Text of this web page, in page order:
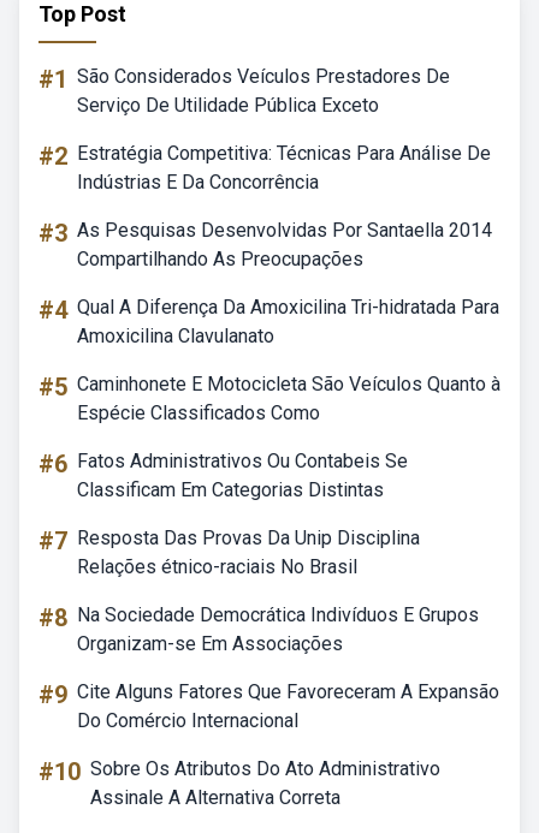
Top Post
#1 São Considerados Veículos Prestadores De
Serviço De Utilidade Pública Exceto
#2 Estratégia Competitiva: Técnicas Para Análise De
Indústrias E Da Concorrência
#3 As Pesquisas Desenvolvidas Por Santaella 2014
Compartilhando As Preocupações
#4 Qual A Diferença Da Amoxicilina Tri-hidratada Para
Amoxicilina Clavulanato
#5 Caminhonete E Motocicleta São Veículos Quanto à
Espécie Classificados Como
#6 Fatos Administrativos Ou Contabeis Se
Classificam Em Categorias Distintas
#7 Resposta Das Provas Da Unip Disciplina
Relações étnico-raciais No Brasil
#8 Na Sociedade Democrática Indivíduos E Grupos
Organizam-se Em Associações
#9 Cite Alguns Fatores Que Favoreceram A Expansão
Do Comércio Internacional
#10 Sobre Os Atributos Do Ato Administrativo
Assinale A Alternativa Correta